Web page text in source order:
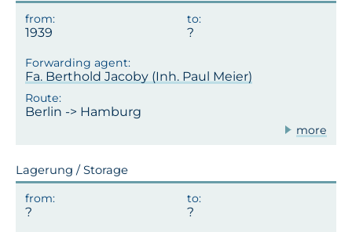
1939
Fa. Berthold Jacoby (Inh. Paul Meier)
Berlin -> Hamburg
more
Lagerung / Storage